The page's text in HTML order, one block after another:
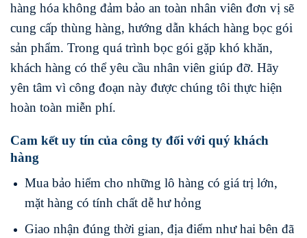
hàng hóa không đảm bảo an toàn nhân viên đơn vị sẽ
cung cấp thùng hàng, hướng dẫn khách hàng bọc gói
sản phẩm. Trong quá trình bọc gói gặp khó khăn,
khách hàng có thể yêu cầu nhân viên giúp đỡ. Hãy
yên tâm vì công đoạn này được chúng tôi thực hiện
hoàn toàn miễn phí.
Cam kết uy tín của công ty đối với quý khách
hàng
Mua bảo hiểm cho những lô hàng có giá trị lớn,
mặt hàng có tính chất dễ hư hỏng
Giao nhận đúng thời gian, địa điểm như hai bên đã